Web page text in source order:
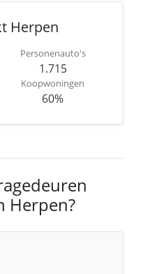
Herpen
Personenauto's
1.715
Koopwoningen
60%
Herpen?